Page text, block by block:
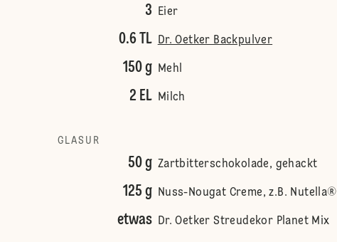
3 Eier
0.6 TL Dr. Oetker Backpulver
150 g Mehl
2 EL Milch
GLASUR
50 g Zartbitterschokolade, gehackt
125 g Nuss-Nougat Creme, z.B. Nutella®
etwas Dr. Oetker Streudekor Planet Mix